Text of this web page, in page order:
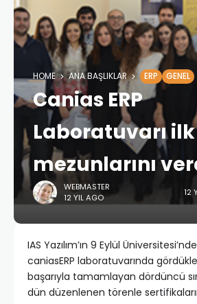
HOME ANA BAŞLIKLAR ERP GENEL
Canias ERP
Laboratuvarı ilk
mezunlarını
WEBMASTER
12 YIL AGO
12
IAS Yazılım’ın 9 Eylül
caniasERP laboratuvarında
başarıyla tamamlayan dördüncü
dün düzenlenen törenle